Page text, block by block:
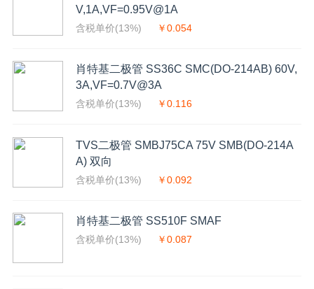
V,1A,VF=0.95V@1A
含税单价(13%) ￥0.054
肖特基二极管 SS36C SMC(DO-214AB) 60V,
3A,VF=0.7V@3A
含税单价(13%) ￥0.116
TVS二极管 SMBJ75CA 75V SMB(DO-214A
A) 双向
含税单价(13%) ￥0.092
肖特基二极管 SS510F SMAF
含税单价(13%) ￥0.087